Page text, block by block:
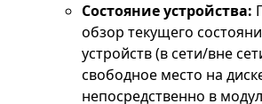
Состояние устройства:
обзор текущего
устройств (в сети/вне
свободное место на
непосредственно в